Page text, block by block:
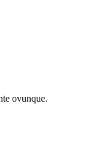
ovunque.